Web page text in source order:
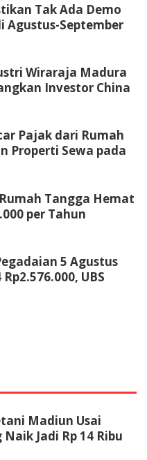
Tak Ada Demo
Agustus-September
Wiraraja Madura
Investor China
Pajak dari Rumah
Properti Sewa pada
Tangga Hemat
per Tahun
5 Agustus
UBS
Madiun Usai
Jadi Rp 14 Ribu